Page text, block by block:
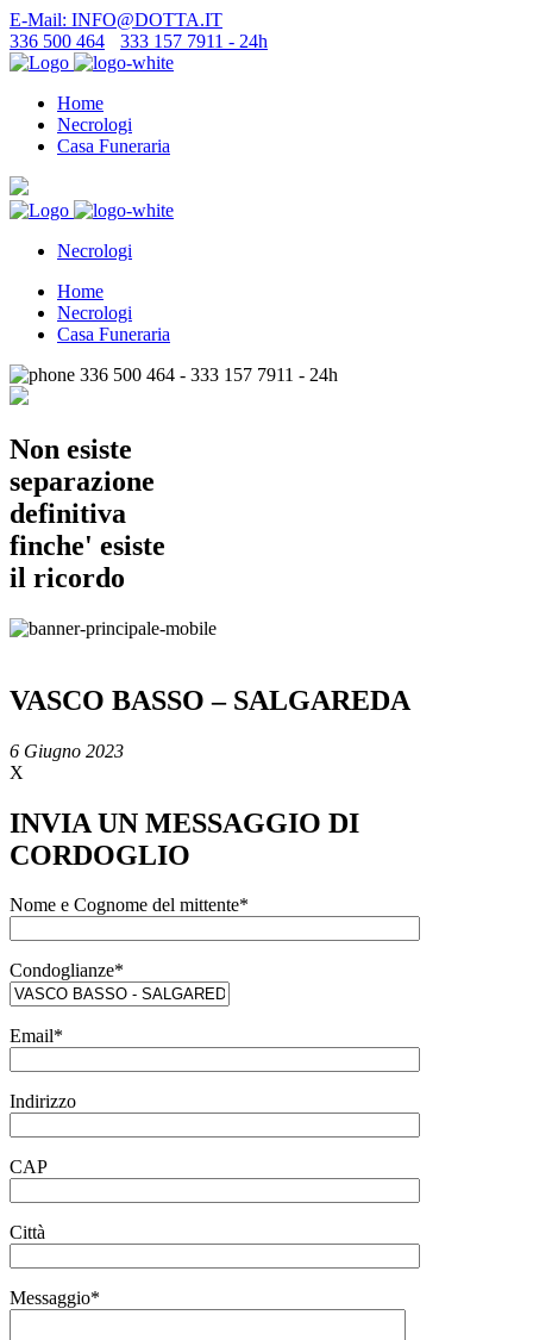
E-Mail: INFO@DOTTA.IT
336 500 464
333 157 7911 - 24h
Home
Necrologi
Casa Funeraria
Necrologi
Home
Necrologi
Casa Funeraria
336 500 464 - 333 157 7911 - 24h
Non esiste
separazione
definitiva
finche' esiste
il ricordo
VASCO BASSO – SALGAREDA
6 Giugno 2023
X
INVIA UN MESSAGGIO DI
CORDOGLIO
Nome e Cognome del mittente*
Condoglianze*
Email*
Indirizzo
CAP
Città
Messaggio*